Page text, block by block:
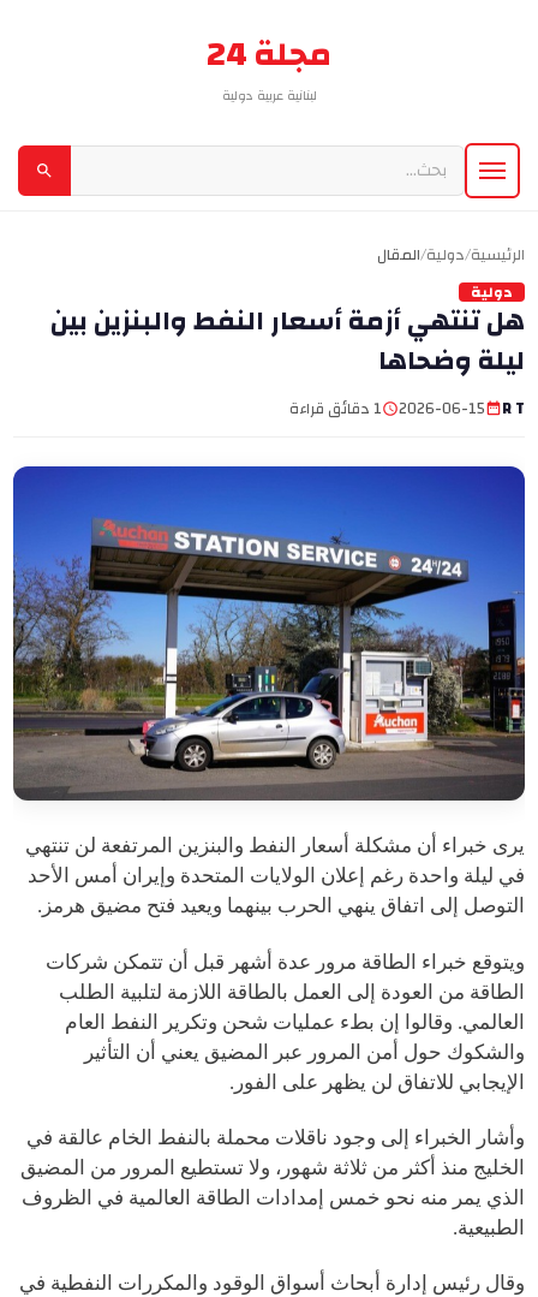
مجلة 24
لبنانية عربية دولية
الرئيسية/دولية/المقال
دولية
هل تنتهي أزمة أسعار النفط والبنزين بين
ليلة وضحاها
R T
2026-06-15 1 دقائق قراءة
يرى خبراء أن مشكلة أسعار النفط والبنزين المرتفعة لن تنتهي
في ليلة واحدة رغم إعلان الولايات المتحدة وإيران أمس الأحد
التوصل إلى اتفاق ينهي الحرب بينهما ويعيد فتح مضيق هرمز.
ويتوقع خبراء الطاقة مرور عدة أشهر قبل أن تتمكن شركات
الطاقة من العودة إلى العمل بالطاقة اللازمة لتلبية الطلب
العالمي. وقالوا إن بطء عمليات شحن وتكرير النفط العام
والشكوك حول أمن المرور عبر المضيق يعني أن التأثير
الإيجابي للاتفاق لن يظهر على الفور.
وأشار الخبراء إلى وجود ناقلات محملة بالنفط الخام عالقة في
الخليج منذ أكثر من ثلاثة شهور، ولا تستطيع المرور من المضيق
الذي يمر منه نحو خمس إمدادات الطاقة العالمية في الظروف
الطبيعية.
وقال رئيس إدارة أبحاث أسواق الوقود والمكررات النفطية في